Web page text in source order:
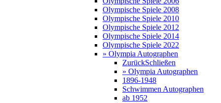
Olympische Spiele 2008
Olympische Spiele 2010
Olympische Spiele 2012
Olympische Spiele 2014
Olympische Spiele 2022
» Olympia Autographen
ZurückSchließen
» Olympia Autographen
1896-1948
Schwimmen Autographen
ab 1952